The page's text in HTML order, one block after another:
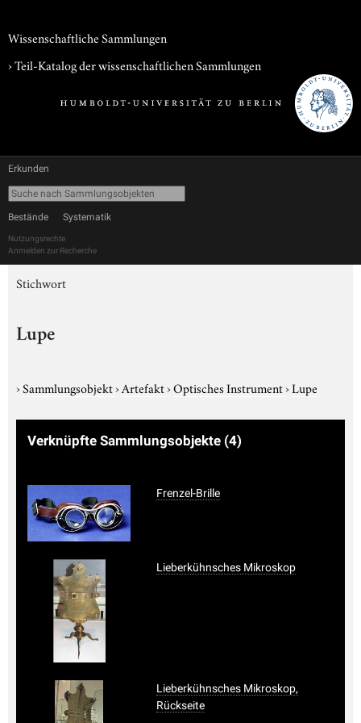
Wissenschaftliche Sammlungen
› Teil-Katalog der wissenschaftlichen Sammlungen
Erkunden
Bestände Systematik
Nutzungsrechte
Anmelden zur Recherche
Stichwort
Lupe
›Sammlungsobjekt›Artefakt›Optisches Instrument›Lupe
Verknüpfte Sammlungsobjekte (4)
Frenzel-Brille
Lieberkühnsches Mikroskop
Lieberkühnsches Mikroskop,
Rückseite